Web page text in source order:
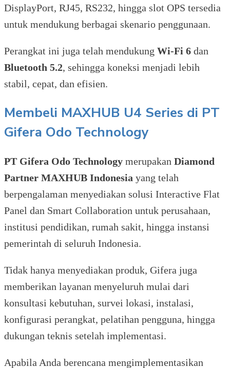
DisplayPort, RJ45, RS232, hingga slot OPS tersedia
untuk mendukung berbagai skenario penggunaan.
Perangkat ini juga telah mendukung Wi-Fi 6 dan
Bluetooth 5.2, sehingga koneksi menjadi lebih
stabil, cepat, dan efisien.
Membeli MAXHUB U4 Series di PT
Gifera Odo Technology
PT Gifera Odo Technology merupakan Diamond
Partner MAXHUB Indonesia yang telah
berpengalaman menyediakan solusi Interactive Flat
Panel dan Smart Collaboration untuk perusahaan,
institusi pendidikan, rumah sakit, hingga instansi
pemerintah di seluruh Indonesia.
Tidak hanya menyediakan produk, Gifera juga
memberikan layanan menyeluruh mulai dari
konsultasi kebutuhan, survei lokasi, instalasi,
konfigurasi perangkat, pelatihan pengguna, hingga
dukungan teknis setelah implementasi.
Apabila Anda berencana mengimplementasikan